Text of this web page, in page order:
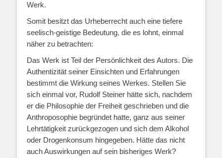
Werk.
Somit besitzt das Urheberrecht auch eine tiefere
seelisch-geistige Bedeutung, die es lohnt, einmal
näher zu betrachten:
Das Werk ist Teil der Persönlichkeit des Autors. Die
Authentizität seiner Einsichten und Erfahrungen
bestimmt die Wirkung seines Werkes. Stellen Sie
sich einmal vor, Rudolf Steiner hätte sich, nachdem
er die Philosophie der Freiheit geschrieben und die
Anthroposophie begründet hatte, ganz aus seiner
Lehrtätigkeit zurückgezogen und sich dem Alkohol
oder Drogenkonsum hingegeben. Hätte das nicht
auch Auswirkungen auf sein bisheriges Werk?